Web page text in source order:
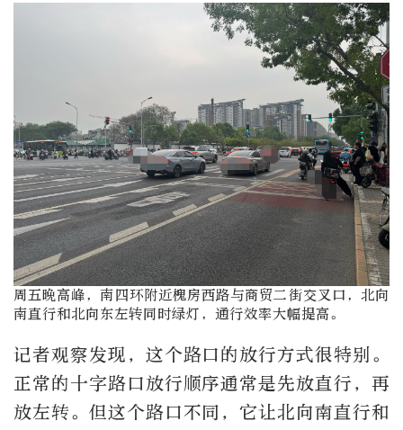
周五晚高峰，南四环附近槐房西路与商贸二街交叉口，北向
南直行和北向东左转同时绿灯，通行效率大幅提高。
记者观察发现，这个路口的放行方式很特别。
正常的十字路口放行顺序通常是先放直行，再
放左转。但这个路口不同，它让北向南直行和